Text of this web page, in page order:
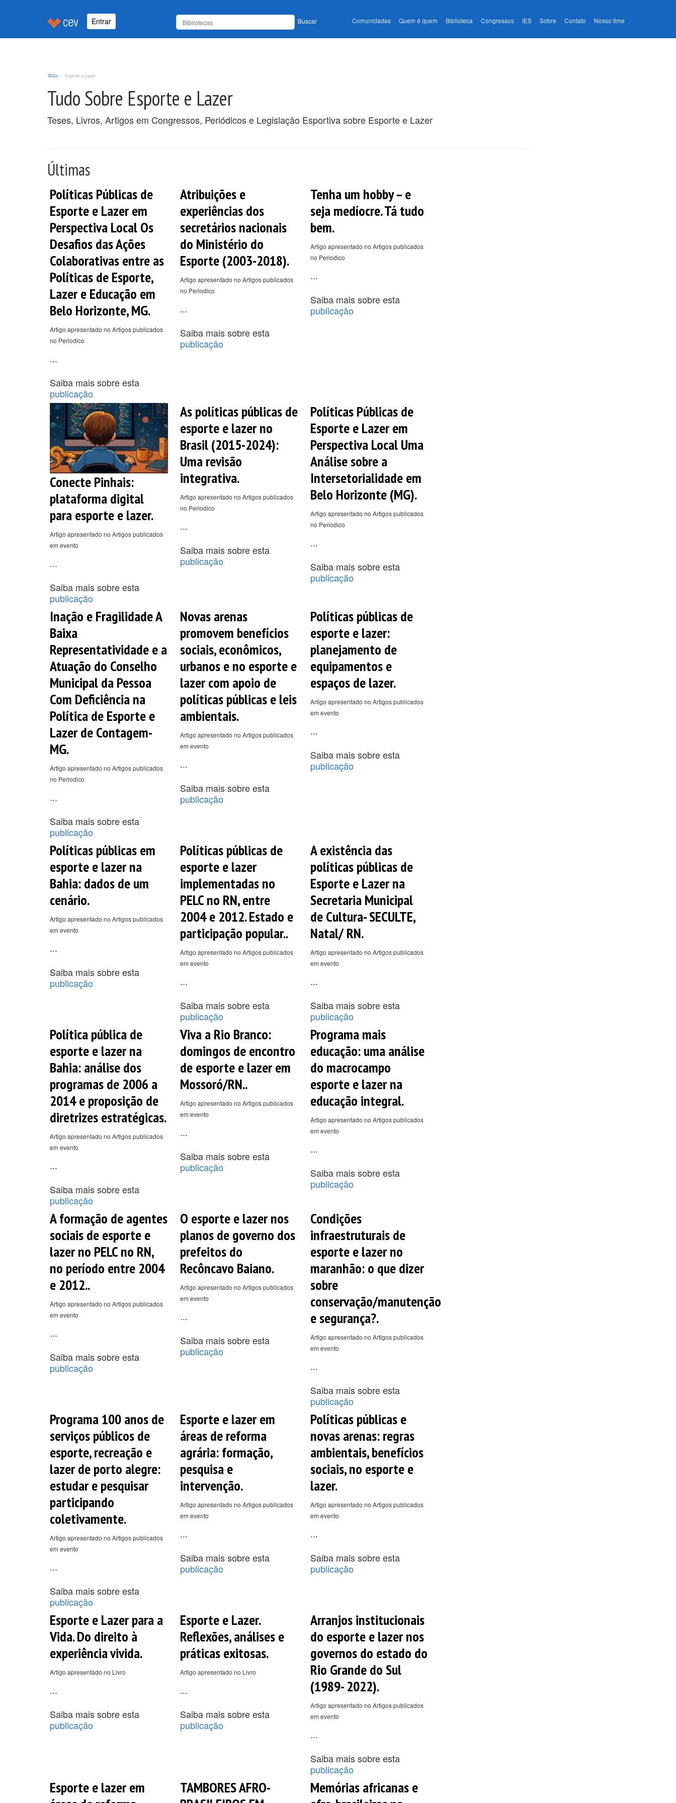
Entrar Buscar Comunidades Quem é quem Biblioteca Congressos IES Sobre Contato Nosso time
TAGs Esporte e Lazer
Tudo Sobre Esporte e Lazer
Teses, Livros, Artigos em Congressos, Periódicos e Legislação Esportiva sobre Esporte e Lazer
Últimas
Políticas Públicas de
Esporte e Lazer em
Perspectiva Local Os
Desafios das Ações
Colaborativas entre as
Políticas de Esporte,
Lazer e Educação em
Belo Horizonte, MG.
Artigo apresentado no Artigos publicados
no Periodico
...
Saiba mais sobre esta
publicação
Atribuições e
experiências dos
secretários nacionais
do Ministério do
Esporte (2003-2018).
Artigo apresentado no Artigos publicados
no Periodico
...
Saiba mais sobre esta
publicação
Tenha um hobby – e
seja medíocre. Tá tudo
bem.
Artigo apresentado no Artigos publicados
no Periodico
...
Saiba mais sobre esta
publicação
Conecte Pinhais:
plataforma digital
para esporte e lazer.
Artigo apresentado no Artigos publicados
em evento
...
Saiba mais sobre esta
publicação
As políticas públicas de
esporte e lazer no
Brasil (2015-2024):
Uma revisão
integrativa.
Artigo apresentado no Artigos publicados
no Periodico
...
Saiba mais sobre esta
publicação
Políticas Públicas de
Esporte e Lazer em
Perspectiva Local Uma
Análise sobre a
Intersetorialidade em
Belo Horizonte (MG).
Artigo apresentado no Artigos publicados
no Periodico
...
Saiba mais sobre esta
publicação
Inação e Fragilidade A
Baixa
Representatividade e a
Atuação do Conselho
Municipal da Pessoa
Com Deficiência na
Política de Esporte e
Lazer de Contagem-
MG.
Artigo apresentado no Artigos publicados
no Periodico
...
Saiba mais sobre esta
publicação
Novas arenas
promovem benefícios
sociais, econômicos,
urbanos e no esporte e
lazer com apoio de
políticas públicas e leis
ambientais.
Artigo apresentado no Artigos publicados
em evento
...
Saiba mais sobre esta
publicação
Políticas públicas de
esporte e lazer:
planejamento de
equipamentos e
espaços de lazer.
Artigo apresentado no Artigos publicados
em evento
...
Saiba mais sobre esta
publicação
Políticas públicas em
esporte e lazer na
Bahia: dados de um
cenário.
Artigo apresentado no Artigos publicados
em evento
...
Saiba mais sobre esta
publicação
Políticas públicas de
esporte e lazer
implementadas no
PELC no RN, entre
2004 e 2012. Estado e
participação popular..
Artigo apresentado no Artigos publicados
em evento
...
Saiba mais sobre esta
publicação
A existência das
políticas públicas de
Esporte e Lazer na
Secretaria Municipal
de Cultura- SECULTE,
Natal/ RN.
Artigo apresentado no Artigos publicados
em evento
...
Saiba mais sobre esta
publicação
Política pública de
esporte e lazer na
Bahia: análise dos
programas de 2006 a
2014 e proposição de
diretrizes estratégicas.
Artigo apresentado no Artigos publicados
em evento
...
Saiba mais sobre esta
publicação
Viva a Rio Branco:
domingos de encontro
de esporte e lazer em
Mossoró/RN..
Artigo apresentado no Artigos publicados
em evento
...
Saiba mais sobre esta
publicação
Programa mais
educação: uma análise
do macrocampo
esporte e lazer na
educação integral.
Artigo apresentado no Artigos publicados
em evento
...
Saiba mais sobre esta
publicação
A formação de agentes
sociais de esporte e
lazer no PELC no RN,
no período entre 2004
e 2012..
Artigo apresentado no Artigos publicados
em evento
...
Saiba mais sobre esta
publicação
O esporte e lazer nos
planos de governo dos
prefeitos do
Recôncavo Baiano.
Artigo apresentado no Artigos publicados
em evento
...
Saiba mais sobre esta
publicação
Condições
infraestruturais de
esporte e lazer no
maranhão: o que dizer
sobre
conservação/manutenção
e segurança?.
Artigo apresentado no Artigos publicados
em evento
...
Saiba mais sobre esta
publicação
Programa 100 anos de
serviços públicos de
esporte, recreação e
lazer de porto alegre:
estudar e pesquisar
participando
coletivamente.
Artigo apresentado no Artigos publicados
em evento
...
Saiba mais sobre esta
publicação
Esporte e lazer em
áreas de reforma
agrária: formação,
pesquisa e
intervenção.
Artigo apresentado no Artigos publicados
em evento
...
Saiba mais sobre esta
publicação
Políticas públicas e
novas arenas: regras
ambientais, benefícios
sociais, no esporte e
lazer.
Artigo apresentado no Artigos publicados
em evento
...
Saiba mais sobre esta
publicação
Esporte e Lazer para a
Vida. Do direito à
experiência vivida.
Artigo apresentado no Livro
...
Saiba mais sobre esta
publicação
Esporte e Lazer.
Reflexões, análises e
práticas exitosas.
Artigo apresentado no Livro
...
Saiba mais sobre esta
publicação
Arranjos institucionais
do esporte e lazer nos
governos do estado do
Rio Grande do Sul
(1989- 2022).
Artigo apresentado no Artigos publicados
em evento
...
Saiba mais sobre esta
publicação
Esporte e lazer em
TAMBORES AFRO-
Memórias africanas e